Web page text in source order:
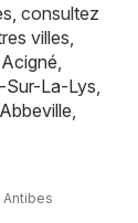
consultez
villes,
Acigné
Sur-La-Lys
Abbeville
Antibes